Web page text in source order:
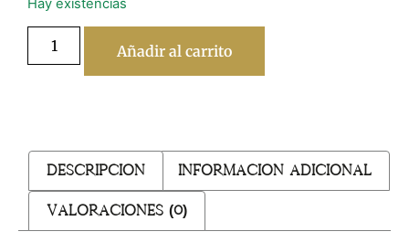
Hay existencias
Añadir al carrito
Descripción Información adicional
Valoraciones (0)